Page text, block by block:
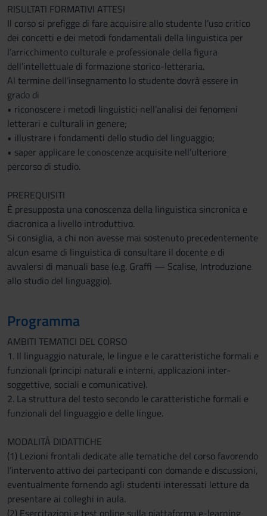
RISULTATI FORMATIVI ATTESI
Il corso si prefigge di fare acquisire allo studente l’uso critico
dei concetti e dei metodi fondamentali della linguistica per
l’arricchimento culturale e professionale della figura
dell’intellettuale di formazione storico-letteraria.
Al termine dell’insegnamento lo studente dovrà essere in
grado di
• riconoscere i metodi linguistici nell’analisi dei fenomeni
letterari e culturali in genere;
• illustrare i fondamenti dello studio del linguaggio;
• saper applicare le conoscenze acquisite nell’ulteriore
percorso di studio.
PREREQUISITI
È presupposta una conoscenza della linguistica sincronica e
diacronica a livello introduttivo.
Si consiglia, a chi non avesse mai sostenuto precedentemente
alcun esame di linguistica di consultare il docente e di
avvalersi di manuali base (e.g. Graffi — Scalise, Introduzione
allo studio del linguaggio).
Programma
AMBITI TEMATICI DEL CORSO
1. Il linguaggio naturale, le lingue e le caratteristiche formali e
funzionali (principi naturali e interni, applicazioni inter-
soggettive, sociali e comunicative).
2. La struttura del testo secondo le caratteristiche formali e
funzionali del linguaggio e delle lingue.
MODALITÀ DIDATTICHE
(1) Lezioni frontali dedicate alle tematiche del corso favorendo
l’intervento attivo dei partecipanti con domande e discussioni,
eventualmente fornendo agli studenti interessati letture da
presentare ai colleghi in aula.
(2) Esercitazioni e test online sulla piattaforma e-learning